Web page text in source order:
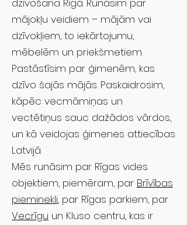
dzīvošana Rīgā. Runāsim par
mājokļu veidiem – mājām vai
dzīvokļiem, to iekārtojumu,
mēbelēm un priekšmetiem.
Pastāstīsim par ģimenēm, kas
dzīvo šajās mājās. Paskaidrosim,
kāpēc vecmāmiņas un
vectētiņus sauc dažādos vārdos,
un kā veidojas ģimenes attiecības
Latvijā.
Mēs runāsim par Rīgas vides
objektiem, piemēram, par Brīvības
pieminekli, par Rīgas parkiem, par
Vecrīgu un Kluso centru, kas ir